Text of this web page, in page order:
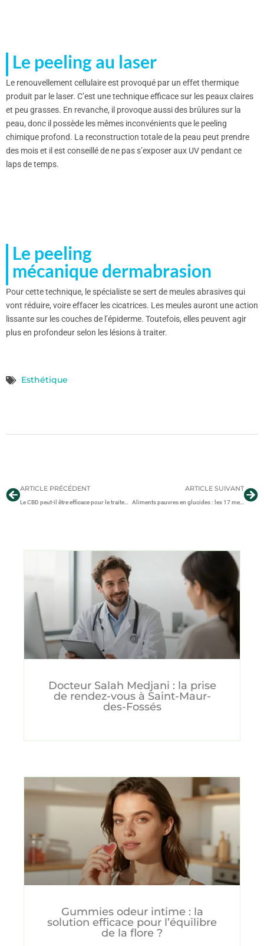
Le peeling au laser
Le renouvellement cellulaire est provoqué par un effet thermique
produit par le laser. C’est une technique efficace sur les peaux claires
et peu grasses. En revanche, il provoque aussi des brûlures sur la
peau, donc il possède les mêmes inconvénients que le peeling
chimique profond. La reconstruction totale de la peau peut prendre
des mois et il est conseillé de ne pas s’exposer aux UV pendant ce
laps de temps.
Le peeling
mécanique dermabrasion
Pour cette technique, le spécialiste se sert de meules abrasives qui
vont réduire, voire effacer les cicatrices. Les meules auront une action
lissante sur les couches de l’épiderme. Toutefois, elles peuvent agir
plus en profondeur selon les lésions à traiter.
Esthétique
ARTICLE PRÉCÉDENT
Le CBD peut-il être efficace pour le traitement de l’épilepsie ?
ARTICLE SUIVANT
Aliments pauvres en glucides : les 17 meilleurs aliments pauvres en glucides
Docteur Salah Medjani : la prise
de rendez-vous à Saint-Maur-
des-Fossés
Gummies odeur intime : la
solution efficace pour l’équilibre
de la flore ?